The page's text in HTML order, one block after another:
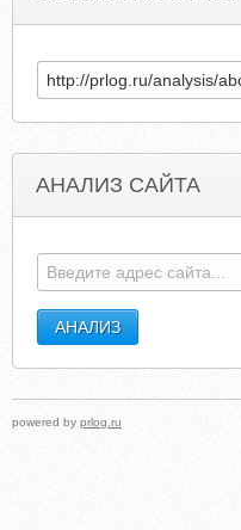
АНАЛИЗ САЙТА
powered by prlog.ru